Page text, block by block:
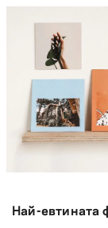
Най-евтината